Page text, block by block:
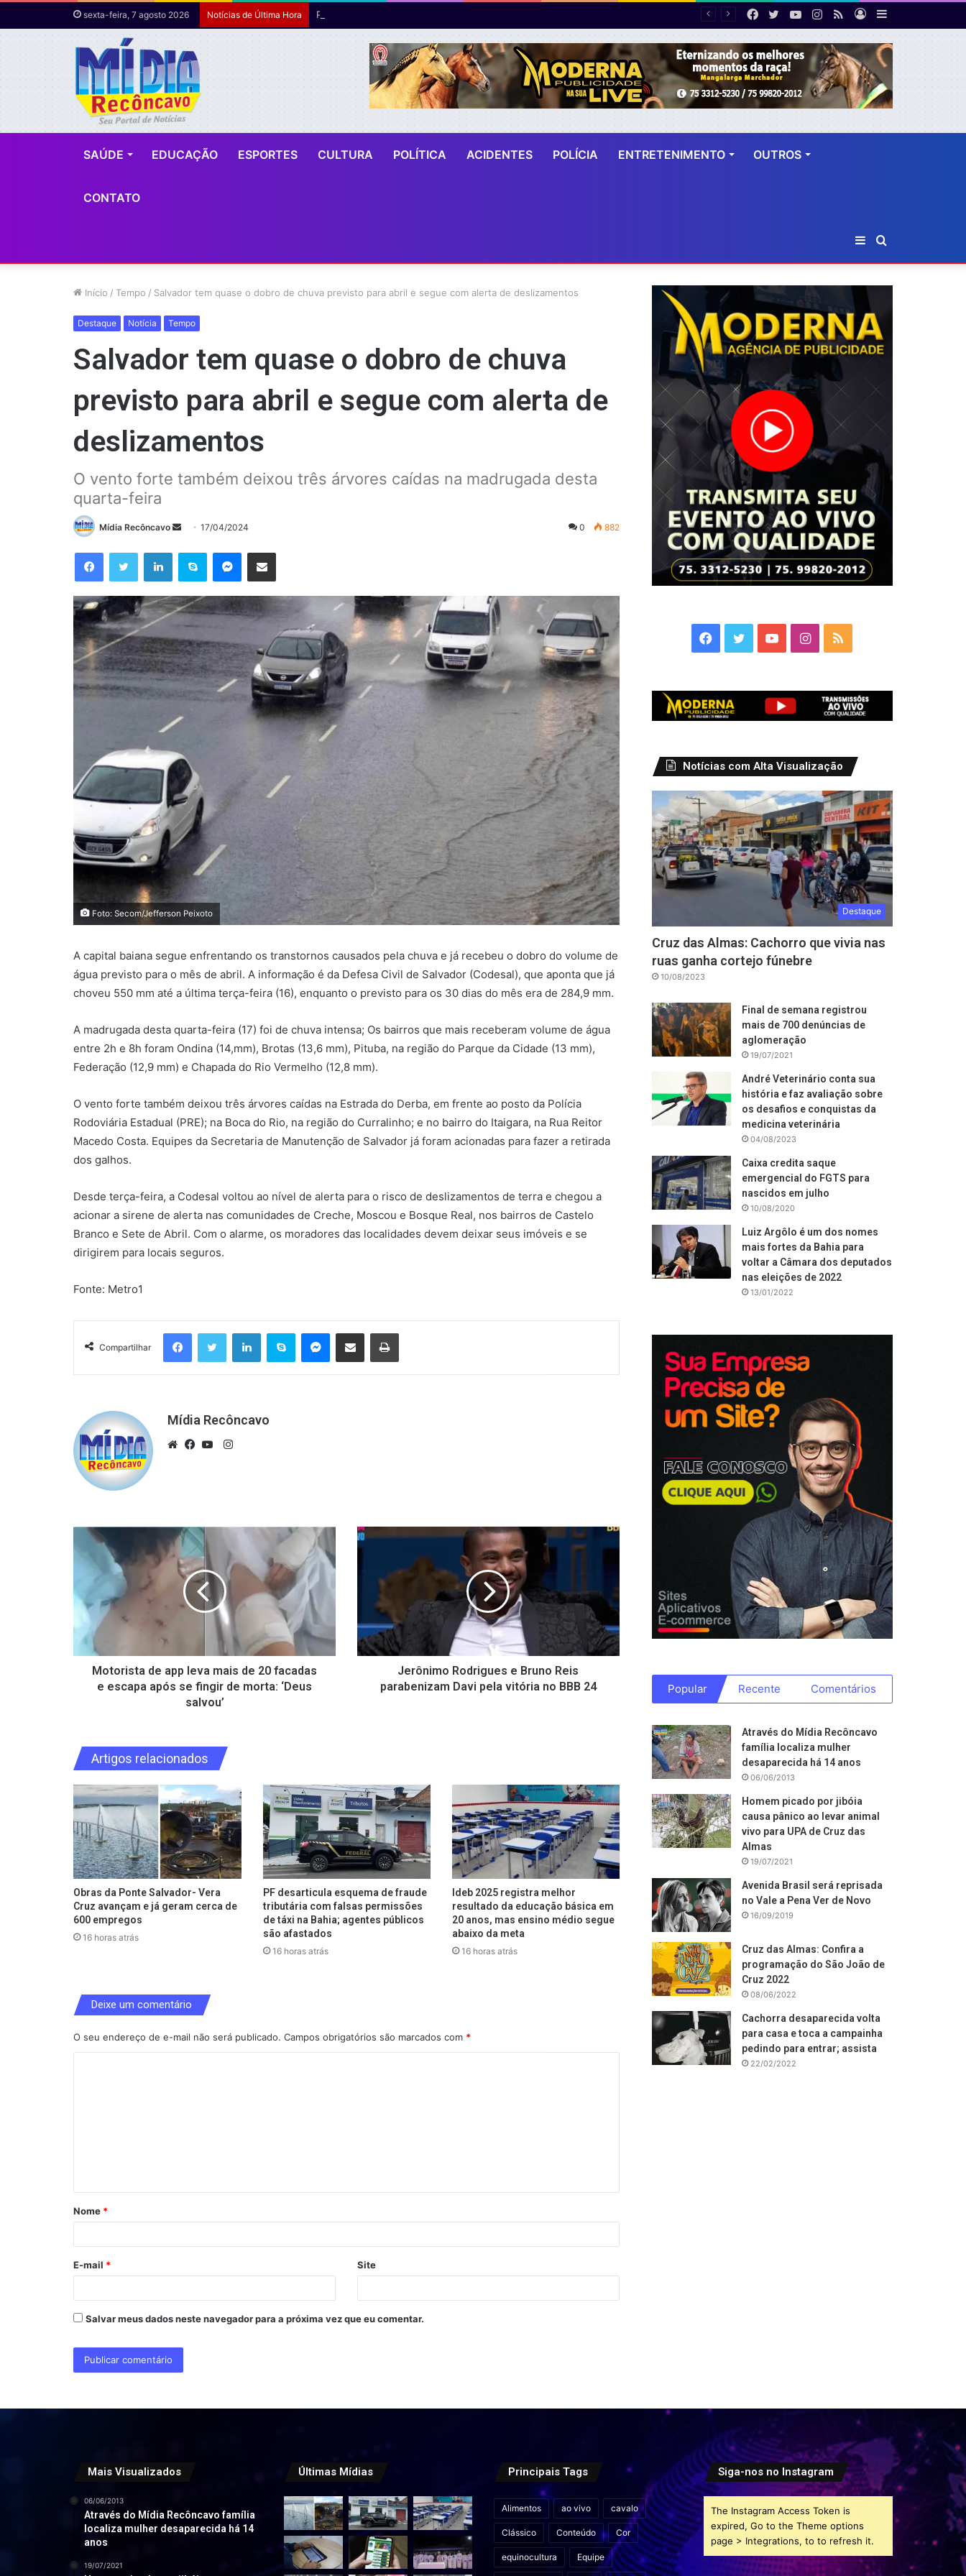
sexta-feira, 7 agosto 2026 Notícias de Última Hora
Barra
Lateral
Entrar
RSS
Instagram
YouTube
Twitter
Facebook
SAÚDE EDUCAÇÃO ESPORTES CULTURA POLÍTICA ACIDENTES POLÍCIA ENTRETENIMENTO OUTROS
CONTATO
por
Barra
Lateral
Início / Tempo / Salvador tem quase o dobro de chuva previsto para abril e segue com alerta de deslizamentos
Destaque Notícia Tempo
Salvador tem quase o dobro de chuva
previsto para abril e segue com alerta de
deslizamentos
O vento forte também deixou três árvores caídas na madrugada desta
quarta-feira
Mídia Recôncavo
Mande
e-
17/04/2024 0 882
FacebookTwitter LinkedinSkype Messenger
Compartilhar via e-mail
Foto: Secom/Jefferson Peixoto
A capital baiana segue enfrentando os transtornos causados pela chuva e já recebeu o dobro do volume de
água previsto para o mês de abril. A informação é da Defesa Civil de Salvador (Codesal), que aponta que já
choveu 550 mm até a última terça-feira (16), enquanto o previsto para os 30 dias do mês era de 284,9 mm.
A madrugada desta quarta-feira (17) foi de chuva intensa; Os bairros que mais receberam volume de água
entre 2h e 8h foram Ondina (14,mm), Brotas (13,6 mm), Pituba, na região do Parque da Cidade (13 mm),
Federação (12,9 mm) e Chapada do Rio Vermelho (12,8 mm).
O vento forte também deixou três árvores caídas na Estrada do Derba, em frente ao posto da Polícia
Rodoviária Estadual (PRE); na Boca do Rio, na região do Curralinho; e no bairro do Itaigara, na Rua Reitor
Macedo Costa. Equipes da Secretaria de Manutenção de Salvador já foram acionadas para fazer a retirada
dos galhos.
Desde terça-feira, a Codesal voltou ao nível de alerta para o risco de deslizamentos de terra e chegou a
acionar a sirene de alerta nas comunidades de Creche, Moscou e Bosque Real, nos bairros de Castelo
Branco e Sete de Abril. Com o alarme, os moradores das localidades devem deixar seus imóveis e se
dirigirem para locais seguros.
Fonte: Metro1
Compartilhar
FacebookTwitter LinkedinSkype Messenger
Compartilhar via e-mail Imprimir
Mídia Recôncavo
Instagram
Motorista de app leva mais de 20 facadas
e escapa após se fingir de morta: ‘Deus
salvou’
Jerônimo Rodrigues e Bruno Reis
parabenizam Davi pela vitória no BBB 24
Artigos relacionados
Obras da Ponte Salvador- Vera
Cruz avançam e já geram cerca de
600 empregos
16 horas atrás
PF desarticula esquema de fraude
tributária com falsas permissões
de táxi na Bahia; agentes públicos
são afastados
16 horas atrás
Ideb 2025 registra melhor
resultado da educação básica em
20 anos, mas ensino médio segue
abaixo da meta
16 horas atrás
Deixe um comentário
O seu endereço de e-mail não será publicado. Campos obrigatórios são marcados com *
á
r
*
Nome *
E-mail * Site
Salvar meus dados neste navegador para a próxima vez que eu comentar.
Facebook
TwitterYouTubeInstagram
RSS
Notícias com Alta Visualização
Destaque
Cruz das Almas: Cachorro que vivia nas
ruas ganha cortejo fúnebre
10/08/2023
Final de semana registrou
mais de 700 denúncias de
aglomeração
19/07/2021
André Veterinário conta sua
história e faz avaliação sobre
os desafios e conquistas da
medicina veterinária
04/08/2023
Caixa credita saque
emergencial do FGTS para
nascidos em julho
10/08/2020
Luiz Argôlo é um dos nomes
mais fortes da Bahia para
voltar a Câmara dos deputados
nas eleições de 2022
13/01/2022
Popular Recente Comentários
Através do Mídia Recôncavo
família localiza mulher
desaparecida há 14 anos
06/06/2013
Homem picado por jibóia
causa pânico ao levar animal
vivo para UPA de Cruz das
Almas
19/07/2021
Avenida Brasil será reprisada
no Vale a Pena Ver de Novo
16/09/2019
Cruz das Almas: Confira a
programação do São João de
Cruz 2022
08/06/2022
Cachorra desaparecida volta
para casa e toca a campainha
pedindo para entrar; assista
22/02/2022
Mais Visualizados
06/06/2013
Através do Mídia Recôncavo família
localiza mulher desaparecida há 14
anos
19/07/2021
Últimas Mídias Principais Tags
Alimentos ao vivo cavalo
Clássico Conteúdo Cor
equinocultura Equipe
Siga-nos no Instagram
The Instagram Access Token is
expired, Go to the Theme options
page > Integrations, to to refresh it.